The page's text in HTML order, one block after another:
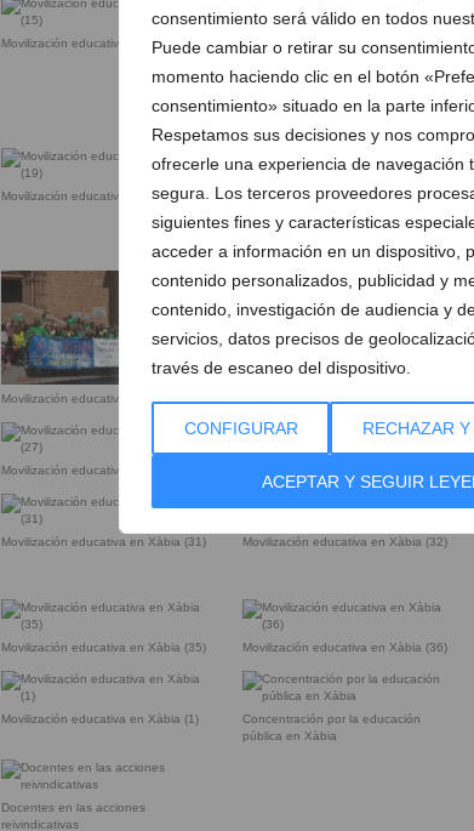
consentimiento será válido en todos
Puede cambiar o retirar su
momento haciendo clic en el botón
consentimiento» situado en la parte
Respetamos sus decisiones y nos
ofrecerle una experiencia de navegación
segura. Los terceros proveedores
siguientes fines y características
acceder a información en un dispositivo,
contenido personalizados, publicidad y
contenido, investigación de audiencia y
servicios, datos precisos de
través de escaneo del dispositivo.
CONFIGURAR RECHAZAR
ACEPTAR Y SEGUIR
Movilización educativa en Xàbia (15) Movilización educativa en Xàbia (16)
Movilización educativa en Xàbia (19)
Movilización educativa en Xàbia (20)
Movilización educativa en Xàbia (23)
Movilización educativa en Xàbia (24)
Movilización educativa en Xàbia (27)
Movilización educativa en Xàbia
Movilización educativa en Xàbia (31) Movilización educativa en Xàbia (32)
Movilización educativa en Xàbia (35) Movilización educativa en Xàbia (36)
Movilización educativa en Xàbia (1)
Concentración por la educación
pública en Xàbia
Docentes en las acciones
reivindicativas